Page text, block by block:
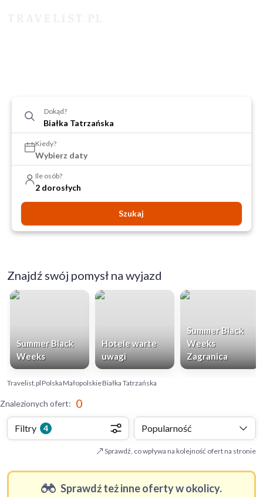
Dokąd?
Kiedy?
Wybierz daty
Ile osób?
2 dorosłych
Szukaj
Znajdź swój pomysł na wyjazd
Summer Black
Weeks
Hotele warte
uwagi
Summer Black
Weeks
Zagranica
Travelist.plPolskaMałopolskieBiałka Tatrzańska
Znalezionych ofert: 0
Filtry 4 Popularność
Sprawdź, co wpływa na kolejność ofert na stronie
Sprawdź też inne oferty w okolicy.